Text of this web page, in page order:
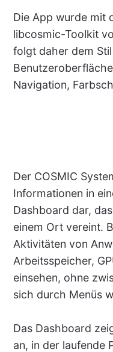
Die App wurde mit
libcosmic-Toolkit
folgt daher dem
Navigation,
Der COSMIC
Informationen in
Dashboard dar,
einem Ort vereint.
Aktivitäten von
Arbeitsspeicher,
einsehen, ohne
sich durch Menüs
Das Dashboard
an, in der laufende